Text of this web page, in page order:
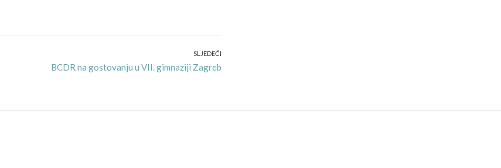
SLJEDEĆI
Next
BCDR na gostovanju u VII. gimnaziji Zagreb